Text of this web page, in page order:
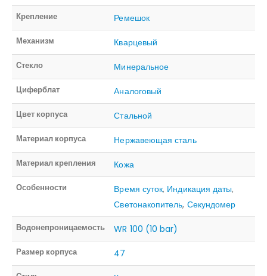
Крепление Ремешок
Механизм Кварцевый
Стекло Минеральное
Циферблат Аналоговый
Цвет корпуса Стальной
Материал корпуса Нержавеющая сталь
Материал крепления Кожа
Особенности Время суток, Индикация даты,
Светонакопитель, Секундомер
Водонепроницаемость WR 100 (10 bar)
Размер корпуса 47